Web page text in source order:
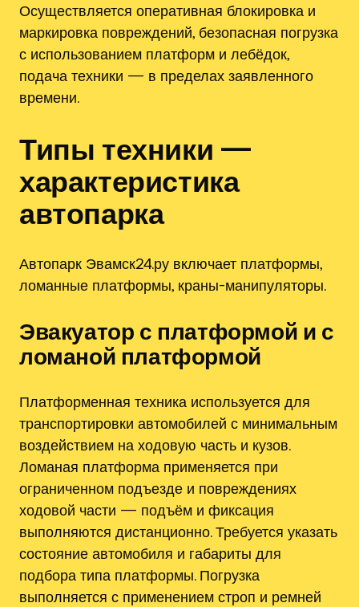
Осуществляется оперативная блокировка и
маркировка повреждений, безопасная погрузка
с использованием платформ и лебёдок,
подача техники — в пределах заявленного
времени.
Типы техники —
характеристика
автопарка
Автопарк Эвамск24.ру включает платформы,
ломанные платформы, краны-манипуляторы.
Эвакуатор с платформой и с
ломаной платформой
Платформенная техника используется для
транспортировки автомобилей с минимальным
воздействием на ходовую часть и кузов.
Ломаная платформа применяется при
ограниченном подъезде и повреждениях
ходовой части — подъём и фиксация
выполняются дистанционно. Требуется указать
состояние автомобиля и габариты для
подбора типа платформы. Погрузка
выполняется с применением строп и ремней